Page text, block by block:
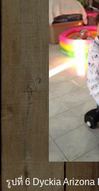
รูปที่ 6 Dyckia